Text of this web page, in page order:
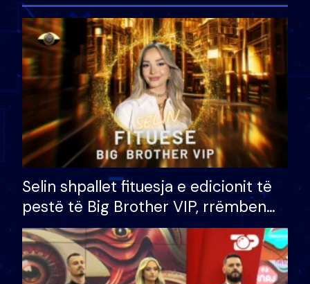
Selin shpallet fituesja e edicionit të
pestë të Big Brother VIP, rrëmben
çmimin e madh prej 100 mijë eurosh